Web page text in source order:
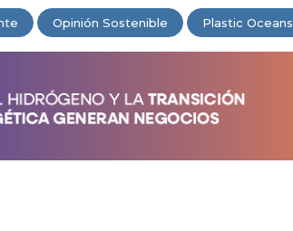
Opinión Sostenible Plastic Oceans